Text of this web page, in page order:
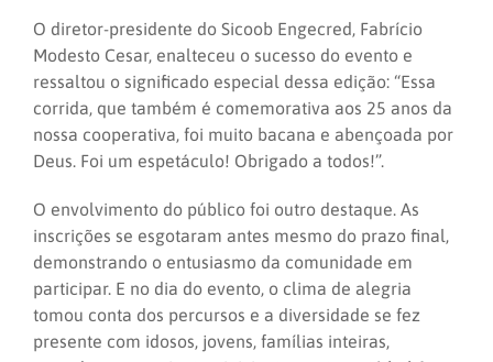
O diretor-presidente do Sicoob Engecred, Fabrício
Modesto Cesar, enalteceu o sucesso do evento e
ressaltou o significado especial dessa edição: “Essa
corrida, que também é comemorativa aos 25 anos da
nossa cooperativa, foi muito bacana e abençoada por
Deus. Foi um espetáculo! Obrigado a todos!”.
O envolvimento do público foi outro destaque. As
inscrições se esgotaram antes mesmo do prazo final,
demonstrando o entusiasmo da comunidade em
participar. E no dia do evento, o clima de alegria
tomou conta dos percursos e a diversidade se fez
presente com idosos, jovens, famílias inteiras,